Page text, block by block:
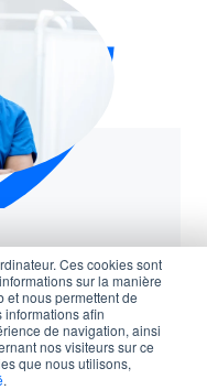
Ces cookies sont
sur la manière
et nous permettent de
afin
de navigation, ainsi
nos visiteurs sur ce
que nous utilisons,
.